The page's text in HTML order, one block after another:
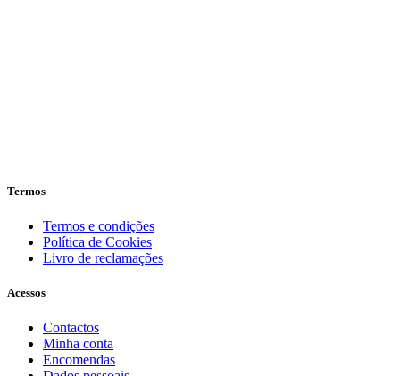
Termos
Termos e condições
Política de Cookies
Livro de reclamações
Acessos
Contactos
Minha conta
Encomendas